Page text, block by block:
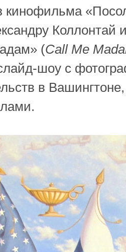
кинофильма
Коллонтай
(Call Me
шоу с
в